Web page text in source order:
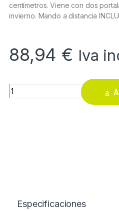
centímetros. Viene con dos
invierno. Mando a distancia
88,94 € Iva
Ventilador de techo DC
Especificaciones